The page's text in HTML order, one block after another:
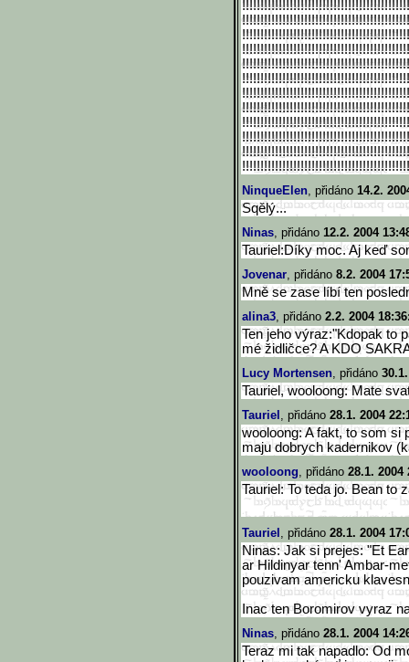
!!!!!!!!!!!!!!!!!!!!!!!!!!!!!!
!!!!!!!!!!!!!!!!!!!!!!!!!!!!!!
!!!!!!!!!!!!!!!!!!!!!!!!!!!!!!
!!!!!!!!!!!!!!!!!!!!!!!!!!!!!!
!!!!!!!!!!!!!!!!!!!!!!!!!!!!!!
!!!!!!!!!!!!!!!!!!!!!!!!!!!!!!
!!!!!!!!!!!!!!!!!!!!!!!!!!!!!!
!!!!!!!!!!!!!!!!!!!!!!!!!!!!!!
!!!!!!!!!!!!!!!!!!!!!!!!!!!!!!
!!!!!!!!!!!!!!!!!!!!!!!!!!!!!!
!!!!!!!!!!!!!!!!!!!!!!!!!!!!!!
!!!!!!!!!!!!!!!!!!!!!!!!!!!!!!
NinqueElen, přidáno 14.2.
Sqělý...
Ninas, přidáno 12.2. 2004
Tauriel:Díky moc. Aj keď
Jovenar, přidáno 8.2. 2004
Mně se zase líbí ten
alina3, přidáno 2.2. 2004
Ten jeho výraz:"Kdopak to
mé židličce? A KDO
Lucy Mortensen, přidáno
Tauriel, wooloong: Mate
Tauriel , přidáno 28.1. 2004
wooloong: A fakt, to som si
maju dobrych kadernikov
wooloong, přidáno 28.1. 2004
Tauriel: To teda jo. Bean to
Tauriel , přidáno 28.1. 2004
Ninas: Jak si prejes: "Et
ar Hildinyar tenn' Ambar-
pouzivam americku
Inac ten Boromirov vyraz
Ninas, přidáno 28.1. 2004
Teraz mi tak napadlo: Od